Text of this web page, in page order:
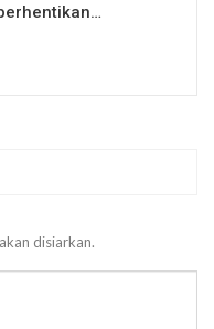
disiarkan.